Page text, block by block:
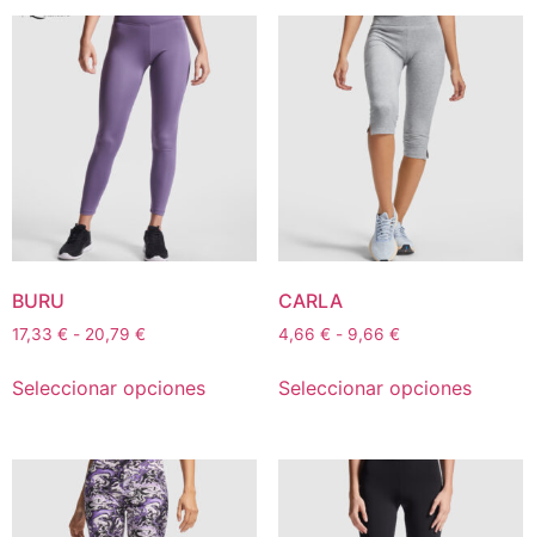
BURU
17,33 € - 20,79 €
Seleccionar opciones
CARLA
4,66 € - 9,66 €
Seleccionar opciones